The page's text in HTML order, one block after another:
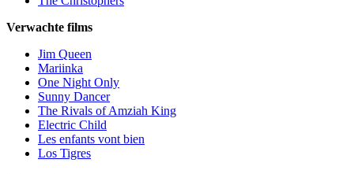
Verwachte films
Jim Queen
Mariinka
One Night Only
Sunny Dancer
The Rivals of Amziah King
Electric Child
Les enfants vont bien
Los Tigres